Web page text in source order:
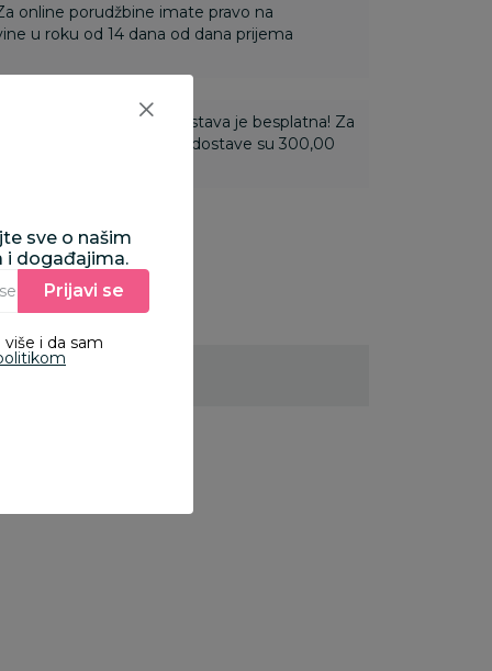
online porudžbine imate pravo na
u roku od 14 dana od dana prijema
3.500,00 rsd i više dostava je besplatna! Za
3.499,99 rsd troškovi dostave su 300,00
sve o našim
i događajima.
Unesite Vašu e‑mail adresu da biste se prijavili na newsletter.
Prijavi se
i da sam